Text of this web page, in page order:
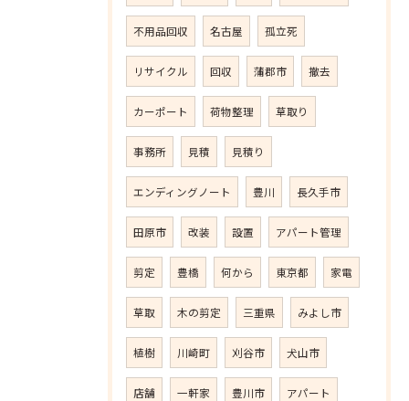
不用品回収 名古屋 孤立死
リサイクル 回収 蒲郡市 撤去
カーポート 荷物整理 草取り
事務所 見積 見積り
エンディングノート 豊川 長久手市
田原市 改装 設置 アパート管理
剪定 豊橋 何から 東京都 家電
草取 木の剪定 三重県 みよし市
植樹 川崎町 刈谷市 犬山市
店舗 一軒家 豊川市 アパート